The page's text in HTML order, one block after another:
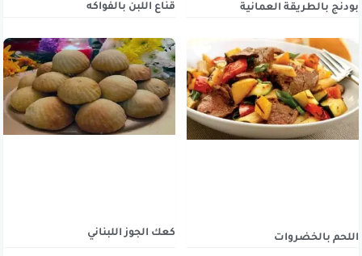
بودنج بالطريقة العمانية قناع اللبن بالفواكه
اللحم بالخضروات كعك الجوز اللبناني